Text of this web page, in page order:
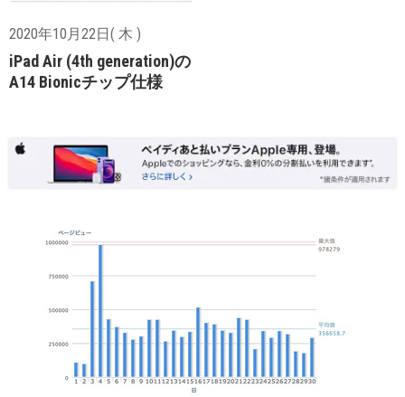
2020年10月22日( 木 )
iPad Air (4th generation)の
A14 Bionicチップ仕様